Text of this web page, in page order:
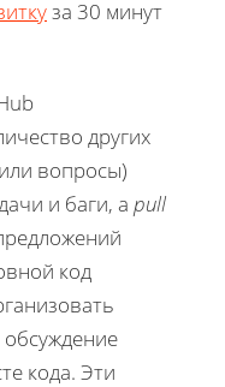
за 30 минут
других
вопросы)
и баги, а pull
код
кода. Эти